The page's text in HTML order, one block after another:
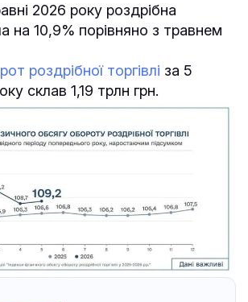
2026 року роздрібна
на 10,9% порівняно з травнем
роздрібної торгівлі за 5
склав 1,19 трлн грн.